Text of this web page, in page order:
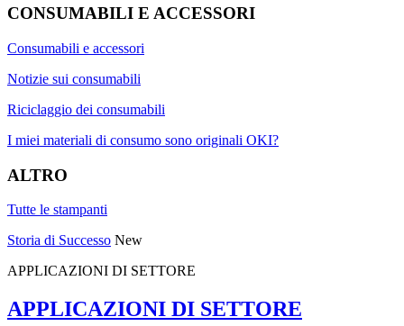
CONSUMABILI E ACCESSORI
Consumabili e accessori
Notizie sui consumabili
Riciclaggio dei consumabili
I miei materiali di consumo sono originali OKI?
ALTRO
Tutte le stampanti
Storia di Successo New
APPLICAZIONI DI SETTORE
APPLICAZIONI DI SETTORE